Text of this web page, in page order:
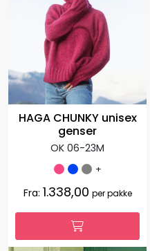
HAGA CHUNKY unisex
genser
OK 06-23M
+
Fra: 1.338,00 per pakke